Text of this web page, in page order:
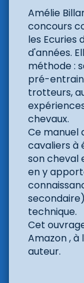
Amélie
concours
les Ecuries
d'années.
méthode :
pré-
trotteurs,
chevaux.
Ce manuel
cavaliers à
son cheval
en y
technique.
Cet
Amazon ,
auteur.